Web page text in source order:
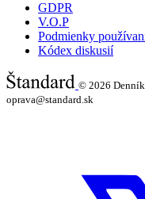
GDPR
V.O.P
Podmienky
Kódex diskusií
© 2026
oprava@standard.sk